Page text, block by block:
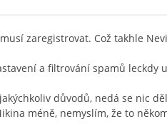
zaregistrovat. Což takhle
a filtrování spamů leckdy
důvodů, nedá se nic
méně, nemyslím, že to